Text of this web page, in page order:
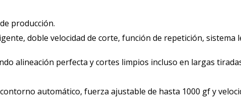
producción.
doble velocidad de corte, función de repetición, sistema
alineación perfecta y cortes limpios incluso en largas
automático, fuerza ajustable de hasta 1000 gf y